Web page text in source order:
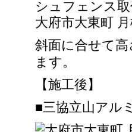
大府市大東町
斜面に合せて
ます。
【施工後】
■三協立山アル